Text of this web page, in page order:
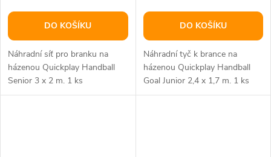
DO KOŠÍKU
Náhradní síť pro branku na
házenou Quickplay Handball
Senior 3 x 2 m. 1 ks
DO KOŠÍKU
Náhradní tyč k brance na
házenou Quickplay Handball
Goal Junior 2,4 x 1,7 m. 1 ks